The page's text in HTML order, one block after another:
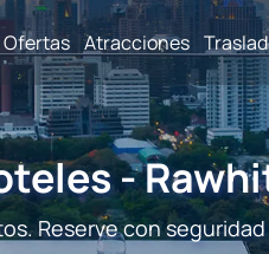
Ofertas Atracciones
-
Reserve con